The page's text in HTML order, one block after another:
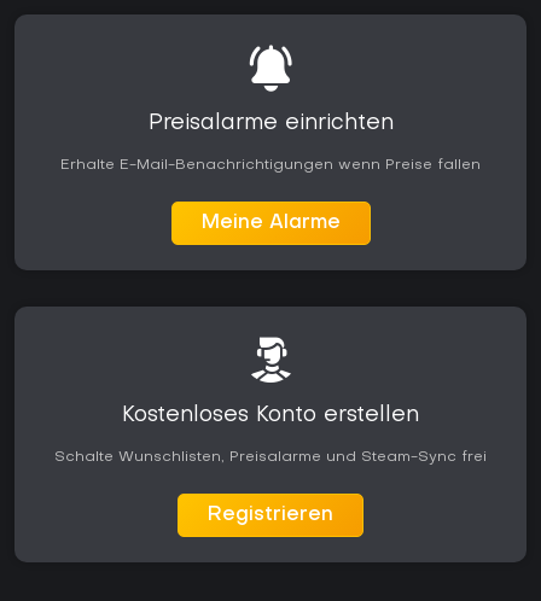
Preisalarme einrichten
Erhalte E-Mail-Benachrichtigungen wenn Preise fallen
Meine Alarme
Kostenloses Konto erstellen
Schalte Wunschlisten, Preisalarme und Steam-Sync frei
Registrieren